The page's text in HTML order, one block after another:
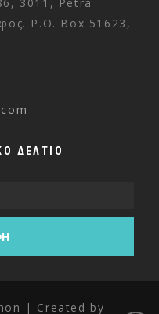
P.O. Box 51623,
ΔΕΛΤΙΟ
| Created by